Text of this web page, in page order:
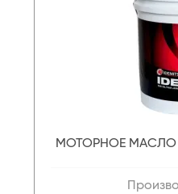
МОТОРНОЕ МАСЛО